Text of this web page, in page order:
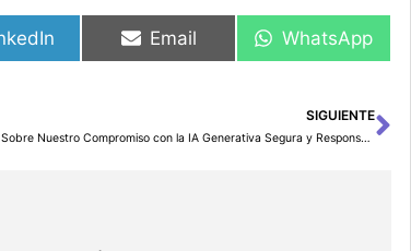
Email WhatsApp
SIGUIENTE
Actualización Sobre Nuestro Compromiso con la IA Generativa Segura y Responsable